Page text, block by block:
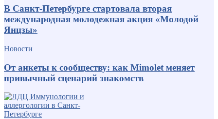
В Санкт-Петербурге стартовала вторая
международная молодежная акция «Молодой
Янцзы»
Новости
От анкеты к сообществу: как Mimolet меняет
привычный сценарий знакомств